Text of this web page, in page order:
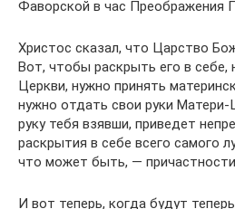
Фаворской в час Преображения
Христос сказал, что Царство
Вот, чтобы раскрыть его в себе,
Церкви, нужно принять
нужно отдать свои руки Матери-
руку тебя взявши, приведет
раскрытия в себе всего самого
что может быть, —
И вот теперь, когда будут